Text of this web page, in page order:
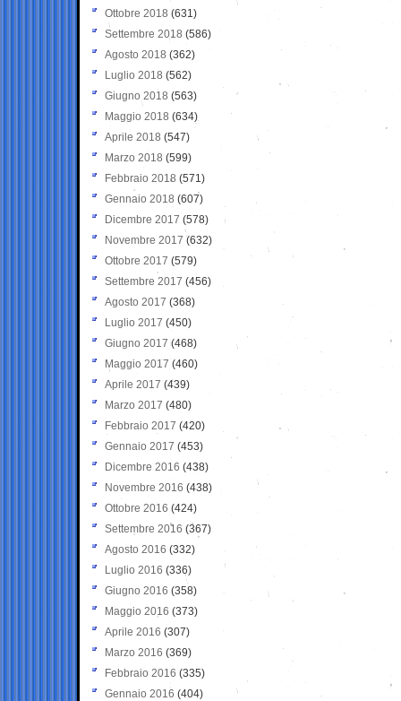
Ottobre 2018 (631)
Settembre 2018 (586)
Agosto 2018 (362)
Luglio 2018 (562)
Giugno 2018 (563)
Maggio 2018 (634)
Aprile 2018 (547)
Marzo 2018 (599)
Febbraio 2018 (571)
Gennaio 2018 (607)
Dicembre 2017 (578)
Novembre 2017 (632)
Ottobre 2017 (579)
Settembre 2017 (456)
Agosto 2017 (368)
Luglio 2017 (450)
Giugno 2017 (468)
Maggio 2017 (460)
Aprile 2017 (439)
Marzo 2017 (480)
Febbraio 2017 (420)
Gennaio 2017 (453)
Dicembre 2016 (438)
Novembre 2016 (438)
Ottobre 2016 (424)
Settembre 2016 (367)
Agosto 2016 (332)
Luglio 2016 (336)
Giugno 2016 (358)
Maggio 2016 (373)
Aprile 2016 (307)
Marzo 2016 (369)
Febbraio 2016 (335)
Gennaio 2016 (404)